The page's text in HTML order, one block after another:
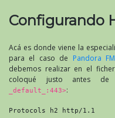
Configurando
Acá es donde viene la
para el caso de Pandora
debemos realizar en el
coloqué justo antes
_default_:443>:
Protocols h2 http/1.1